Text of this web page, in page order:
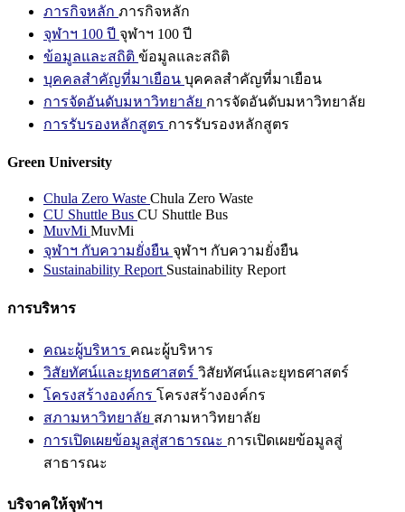
ภารกิจหลัก ภารกิจหลัก
จุฬาฯ 100 ปี จุฬาฯ 100 ปี
ข้อมูลและสถิติ ข้อมูลและสถิติ
บุคคลสำคัญที่มาเยือน บุคคลสำคัญที่มาเยือน
การจัดอันดับมหาวิทยาลัย การจัดอันดับมหาวิทยาลัย
การรับรองหลักสูตร การรับรองหลักสูตร
Green University
Chula Zero Waste Chula Zero Waste
CU Shuttle Bus CU Shuttle Bus
MuvMi MuvMi
จุฬาฯ กับความยั่งยืน จุฬาฯ กับความยั่งยืน
Sustainability Report Sustainability Report
การบริหาร
คณะผู้บริหาร คณะผู้บริหาร
วิสัยทัศน์และยุทธศาสตร์ วิสัยทัศน์และยุทธศาสตร์
โครงสร้างองค์กร โครงสร้างองค์กร
สภามหาวิทยาลัย สภามหาวิทยาลัย
การเปิดเผยข้อมูลสู่สาธารณะ การเปิดเผยข้อมูลสู่
สาธารณะ
บริจาคให้จุฬาฯ